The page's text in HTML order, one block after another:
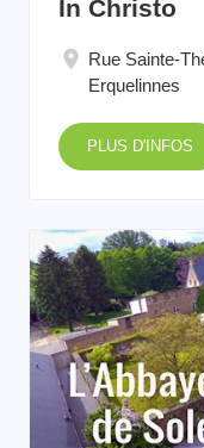
In Christo
Rue Sainte-
Erquelinnes
PLUS D'INFOS